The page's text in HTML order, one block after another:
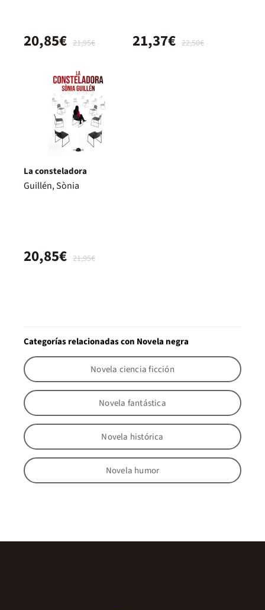
21,95€
20,85€ 22,50€
21,37€
La consteladora
Guillén, Sònia
21,95€
20,85€
Categorías relacionadas con Novela negra
Novela ciencia ficción
Novela fantástica
Novela histórica
Novela humor